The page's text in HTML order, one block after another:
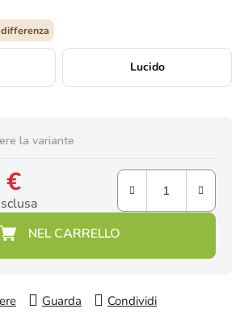
Lucido
la variante
€
Guarda Condividi